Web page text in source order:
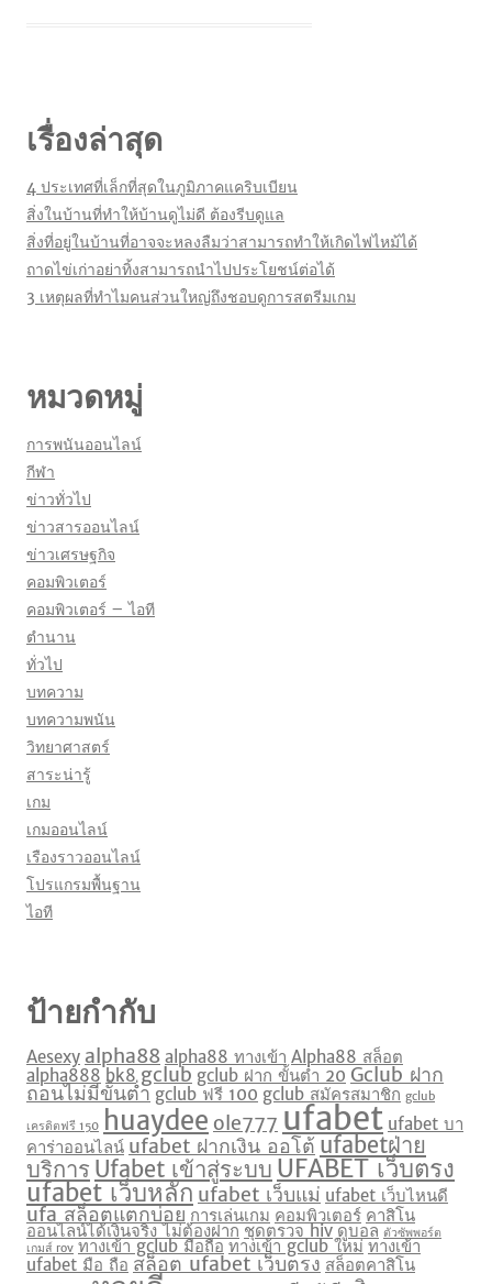
เรื่องล่าสุด
4 ประเทศที่เล็กที่สุดในภูมิภาคแคริบเบียน
สิ่งในบ้านที่ทำให้บ้านดูไม่ดี ต้องรีบดูแล
สิ่งที่อยู่ในบ้านที่อาจจะหลงลืมว่าสามารถทำให้เกิดไฟไหม้ได้
ถาดไข่เก่าอย่าทิ้งสามารถนำไปประโยชน์ต่อได้
3 เหตุผลที่ทำไมคนส่วนใหญ่ถึงชอบดูการสตรีมเกม
หมวดหมู่
การพนันออนไลน์
กีฬา
ข่าวทั่วไป
ข่าวสารออนไลน์
ข่าวเศรษฐกิจ
คอมพิวเตอร์
คอมพิวเตอร์ – ไอที
ตำนาน
ทั่วไป
บทความ
บทความพนัน
วิทยาศาสตร์
สาระน่ารู้
เกม
เกมออนไลน์
เรืองราวออนไลน์
โปรแกรมพื้นฐาน
ไอที
ป้ายกำกับ
Aesexy alpha88 alpha88 ทางเข้า Alpha88 สล็อต
alpha888 bk8 gclub gclub ฝาก ขั้นต่ำ 20 Gclub ฝาก
ถอนไม่มีขั้นต่ำ gclub ฟรี 100 gclub สมัครสมาชิก gclub
เครดิตฟรี 150 huaydee ole777 ufabet ufabet บา
คาร่าออนไลน์ ufabet ฝากเงิน ออโต้ ufabetฝ่าย
บริการ Ufabet เข้าสู่ระบบ UFABET เว็บตรง
ufabet เว็บหลัก ufabet เว็บแม่ ufabet เว็บไหนดี
ufa สล็อตแตกบ่อย การเล่นเกม คอมพิวเตอร์ คาสิโน
ออนไลน์ได้เงินจริง ไม่ต้องฝาก ชุดตรวจ hiv ดูบอล ตัวซัพพอร์ต
เกมส์ rov ทางเข้า gclub มือถือ ทางเข้า gclub ใหม่ ทางเข้า
ufabet มือ ถือ สล็อต ufabet เว็บตรง สล็อตคาสิโน